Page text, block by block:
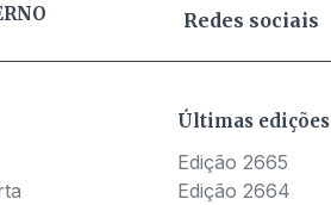
Redes sociais
Últimas edições
Edição 2665
Edição 2664